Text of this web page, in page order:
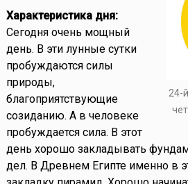
24-
Характеристика дня:
Сегодня очень мощный
день. В эти лунные сутки
пробуждаются силы
природы,
благоприятствующие
созиданию. А в человеке
пробуждается сила. В этот
день хорошо закладывать
дел. В Древнем Египте именно в